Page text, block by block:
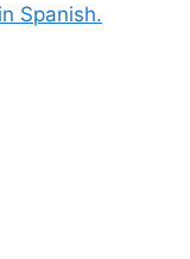
Spanish.